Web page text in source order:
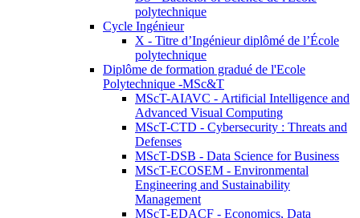
polytechnique
Cycle Ingénieur
X - Titre d’Ingénieur diplômé de l’École
polytechnique
Diplôme de formation gradué de l'Ecole
Polytechnique -MSc&T
MScT-AIAVC - Artificial Intelligence and
Advanced Visual Computing
MScT-CTD - Cybersecurity : Threats and
Defenses
MScT-DSB - Data Science for Business
MScT-ECOSEM - Environmental
Engineering and Sustainability
Management
MScT-EDACF - Economics, Data